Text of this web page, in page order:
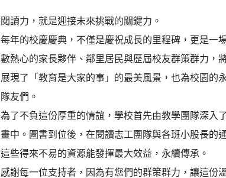
閱讀力，就是迎接未來挑戰的關鍵力。
每年的校慶慶典，不僅是慶祝成長的里程碑，更是一
數熱心的家長夥伴、鄰里居民與歷屆校友群策群力，
展現了「教育是大家的事」的最美風景，也為校園的
隊友們。
為了不負這份厚重的情誼，學校首先由教學團隊深入
畫中。圖書到位後，在閱讀志工團隊與各班小股長的
這些得來不易的資源能發揮最大效益，永續傳承。
感謝每一位支持者，因為有您們的群策群力，讓這份